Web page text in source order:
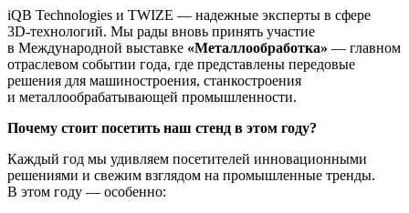
iQB Technologies и TWIZE — надежные эксперты в сфере
3D‑технологий. Мы рады вновь принять участие
в Международной выставке «Металлообработка» — главном
отраслевом событии года, где представлены передовые
решения для машиностроения, станкостроения
и металлообрабатывающей промышленности.
Почему стоит посетить наш стенд в этом году?
Каждый год мы удивляем посетителей инновационными
решениями и свежим взглядом на промышленные тренды.
В этом году — особенно: